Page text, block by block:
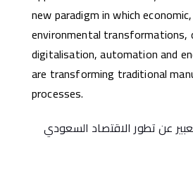
new paradigm in which
environmental transformations,
digitalisation, automation and
are transforming traditional
processes.
عن تطور الاقتصاد السعودي